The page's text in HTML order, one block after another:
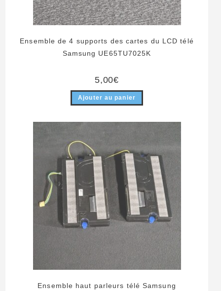
Ensemble de 4 supports des cartes du LCD télé
Samsung UE65TU7025K
5,00€
Ajouter au panier
Ensemble haut parleurs télé Samsung